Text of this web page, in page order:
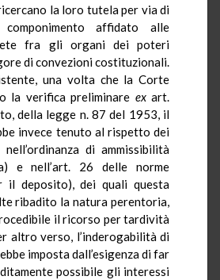
la loro tutela per via di
affidato alle
fra gli organi dei poteri
di convezioni costituzionali.
una volta che la Corte
la verifica preliminare exart.
della legge n. 87 del 1953, il
invece tenuto al rispetto dei
di ammissibilità
e nell’art. 26 delle norme
il deposito), dei quali questa
ribadito la natura perentoria,
il ricorso per tardività
altro verso, l’inderogabilità di
imposta dall’esigenza di far
possibile gli interessi